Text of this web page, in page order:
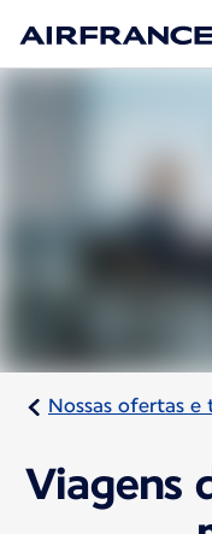
Nossas ofertas e
Viagens